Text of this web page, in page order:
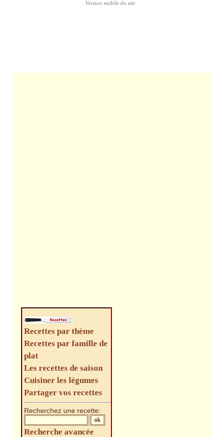
Recettes par thème
Recettes par famille de
plat
Les recettes de saison
Cuisiner les légumes
Partager vos recettes
Recherchez une recette:
Recherche avancée